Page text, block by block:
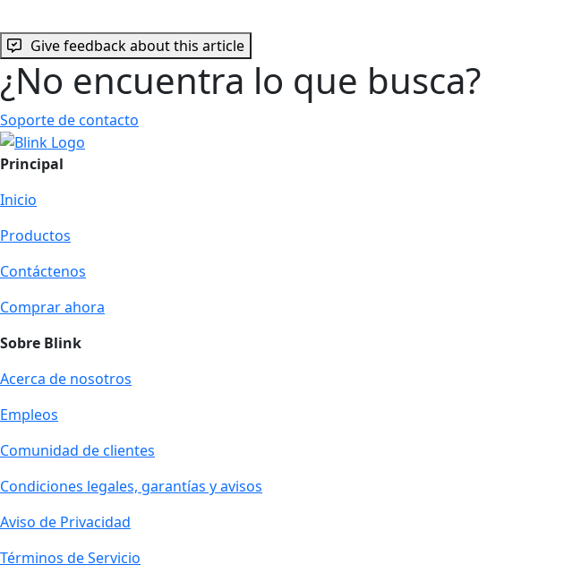
Give feedback about this article
¿No encuentra lo que busca?
Soporte de contacto
Principal
Inicio
Productos
Contáctenos
Comprar ahora
Sobre Blink
Acerca de nosotros
Empleos
Comunidad de clientes
Condiciones legales, garantías y avisos
Aviso de Privacidad
Términos de Servicio